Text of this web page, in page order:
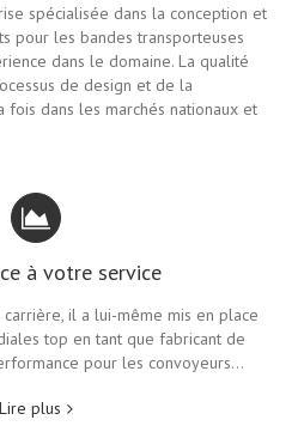
spécialisée dans la conception et
pour les bandes transporteuses
dans le domaine. La qualité
de design et de la
dans les marchés nationaux et
à votre service
carrière, il a lui-même mis en place
top en tant que fabricant de
pour les convoyeurs…
Lire plus